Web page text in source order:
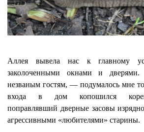
Аллея вывела нас к главному
заколоченными окнами и
незваным гостям, — подумалось мне
входа в дом копошился
поправлявший дверные засовы
агрессивными «любителями» старины.